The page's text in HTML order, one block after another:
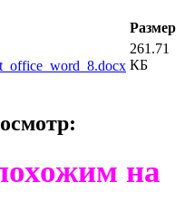
Размер
261.71
КБ
на